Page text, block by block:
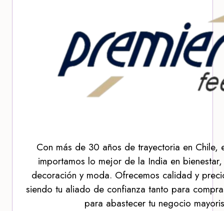
Con más de 30 años de trayectoria en Chile,
importamos lo mejor de la India en
decoración y moda. Ofrecemos calidad y
siendo tu aliado de confianza tanto para
para abastecer tu negocio